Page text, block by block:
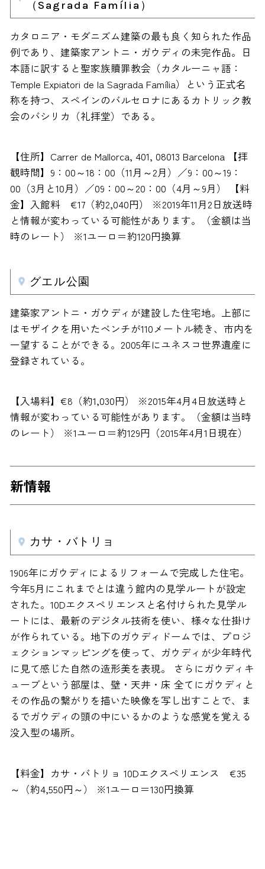
（Sagrada Família）
カタロニア・モダニズム建築の最も良く知られた作品
例であり、建築家アントニ・ガウディの未完作品。日
本語に訳すると聖家族贖罪教会（カタルーニャ語：
Temple Expiatori de la Sagrada Família）という正式名
称を持つ、スペインのバルセロナにあるカトリック教
会のバシリカ（礼拝堂）である。
【住所】Carrer de Mallorca, 401, 08013 Barcelona 【拝
観時間】9：00～18：00（11月～2月）／9：00～19：
00（3月と10月）／09：00～20：00（4月～9月） 【料
金】入館料 €17（約2,040円） ※2019年11月2日放送時
と情報が変わっている可能性があります。（金額は当
時のレート） ※1ユーロ＝約120円換算
グエル公園
建築家アントニ・ガウディが建設した住宅地。上部に
はモザイクを用いたベンチが110メートル続き、市内を
一望することができる。2005年にユネスコ世界遺産に
登録されている。
【入場料】€8（約1,030円） ※2015年4月4日放送時と
情報が変わっている可能性があります。（金額は当時
のレート） ※1ユーロ＝約129円（2015年4月1日現在）
新情報
カサ・バトリョ
1906年にガウディによるリフォームで完成した住宅。
今年5月にこれまでとは違う館内の見学ルートが設定
された。10Dエクスペリエンスと名付けられた見学ル
ートには、最新のデジタル技術を使い、様々な仕掛け
が作られている。地下のガウディドームでは、プロジ
ェクションマッピングを使って、ガウディが少年時代
に見て感じた自然の造形美を表現。 さらにガウディキ
ューブという部屋は、壁・天井・床 全てにガウディと
その作品の繋がりを描いた映像を写し出すことで、ま
るでガウディの頭の中にいるかのような感覚を覚える
没入型の場所。
【料金】カサ・バトリョ 10Dエクスペリエンス €35
～（約4,550円～） ※1ユーロ＝130円換算